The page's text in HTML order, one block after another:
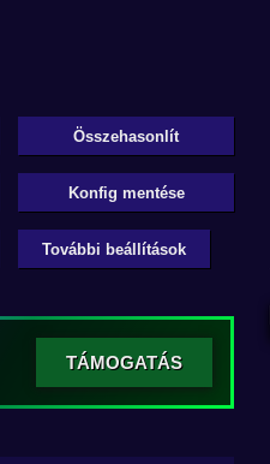
Konfig mentése
További beállítások
TÁMOGATÁS